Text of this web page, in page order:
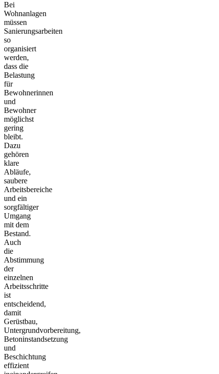
Bei
Wohnanlagen
müssen
Sanierungsarbeiten
so
organisiert
werden,
dass die
Belastung
für
Bewohnerinnen
und
Bewohner
möglichst
gering
bleibt.
Dazu
gehören
klare
Abläufe,
saubere
Arbeitsbereiche
und ein
sorgfältiger
Umgang
mit dem
Bestand.
Auch
die
Abstimmung
der
einzelnen
Arbeitsschritte
ist
entscheidend,
damit
Gerüstbau,
Untergrundvorbereitung,
Betoninstandsetzung
und
Beschichtung
effizient